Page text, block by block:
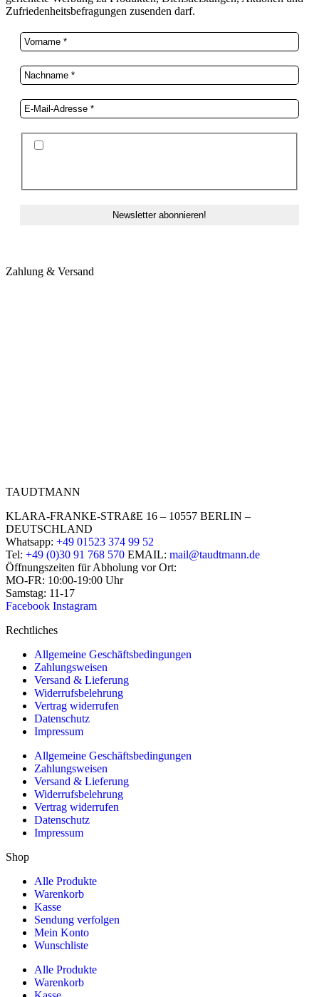
Zufriedenheitsbefragungen zusenden darf.
Zahlung & Versand
TAUDTMANN
KLARA-FRANKE-STRAßE 16 – 10557 BERLIN –
DEUTSCHLAND
Whatsapp: +49 01523 374 99 52
Tel: +49 (0)30 91 768 570 EMAIL: mail@taudtmann.de
Öffnungszeiten für Abholung vor Ort:
MO-FR: 10:00-19:00 Uhr
Samstag: 11-17
Facebook Instagram
Rechtliches
Allgemeine Geschäftsbedingungen
Zahlungsweisen
Versand & Lieferung
Widerrufsbelehrung
Vertrag widerrufen
Datenschutz
Impressum
Allgemeine Geschäftsbedingungen
Zahlungsweisen
Versand & Lieferung
Widerrufsbelehrung
Vertrag widerrufen
Datenschutz
Impressum
Shop
Alle Produkte
Warenkorb
Kasse
Sendung verfolgen
Mein Konto
Wunschliste
Alle Produkte
Warenkorb